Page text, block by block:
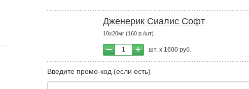
Дженерик Сиалис Софт
10x20мг (160 р./шт)
1 шт. х 1600 руб.
Введите промо-код (если есть)